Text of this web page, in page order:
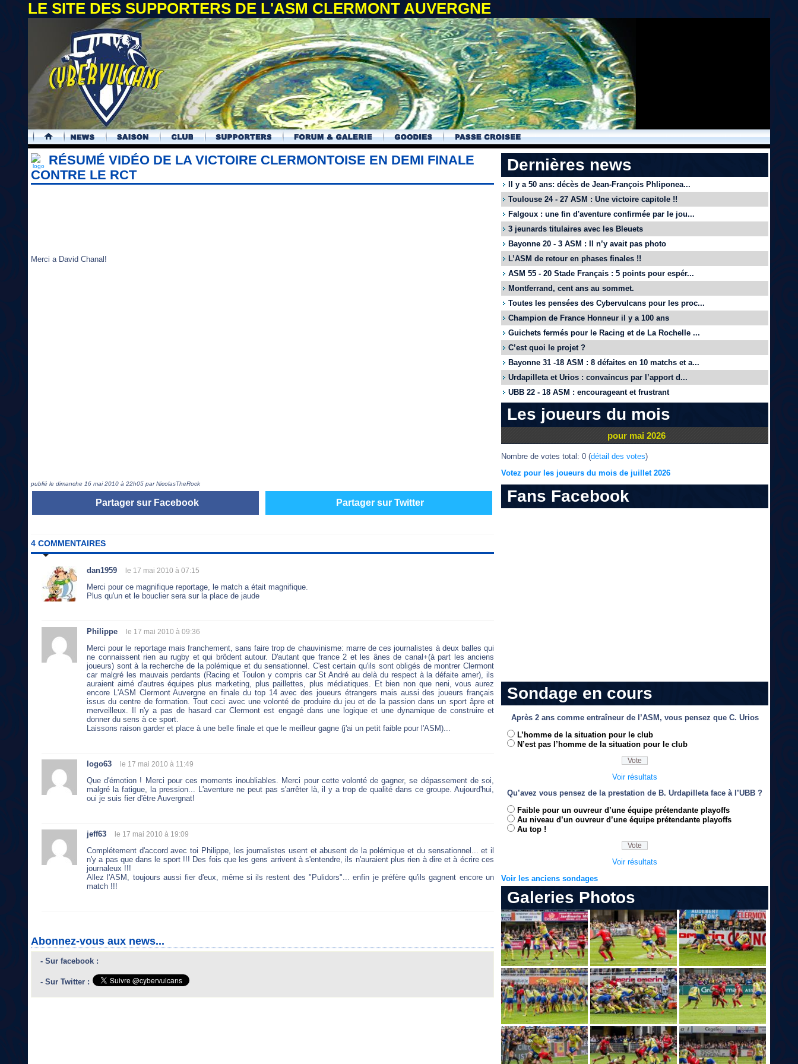
LE SITE DES SUPPORTERS DE L'ASM CLERMONT AUVERGNE
.
RÉSUMÉ VIDÉO DE LA VICTOIRE CLERMONTOISE EN DEMI FINALE
CONTRE LE RCT
Merci a David Chanal!
publié le dimanche 16 mai 2010 à 22h05 par NicolasTheRock
Partager sur Facebook Partager sur Twitter
4 COMMENTAIRES
dan1959 le 17 mai 2010 à 07:15
Merci pour ce magnifique reportage, le match a était magnifique.
Plus qu'un et le bouclier sera sur la place de jaude
Philippe le 17 mai 2010 à 09:36
Merci pour le reportage mais franchement, sans faire trop de chauvinisme: marre de ces journalistes à deux balles qui
ne connaissent rien au rugby et qui brôdent autour. D'autant que france 2 et les ânes de canal+(à part les anciens
joueurs) sont à la recherche de la polémique et du sensationnel. C'est certain qu'ils sont obligés de montrer Clermont
car malgré les mauvais perdants (Racing et Toulon y compris car St André au delà du respect à la défaite amer), ils
auraient aimé d'autres équipes plus marketing, plus paillettes, plus médiatiques. Et bien non que neni, vous aurez
encore L'ASM Clermont Auvergne en finale du top 14 avec des joueurs étrangers mais aussi des joueurs français
issus du centre de formation. Tout ceci avec une volonté de produire du jeu et de la passion dans un sport âpre et
merveilleux. Il n'y a pas de hasard car Clermont est engagé dans une logique et une dynamique de construire et
donner du sens à ce sport.
Laissons raison garder et place à une belle finale et que le meilleur gagne (j'ai un petit faible pour l'ASM)...
logo63 le 17 mai 2010 à 11:49
Que d'émotion ! Merci pour ces moments inoubliables. Merci pour cette volonté de gagner, se dépassement de soi,
malgré la fatigue, la pression... L'aventure ne peut pas s'arrêter là, il y a trop de qualité dans ce groupe. Aujourd'hui,
oui je suis fier d'être Auvergnat!
jeff63 le 17 mai 2010 à 19:09
Complétement d'accord avec toi Philippe, les journalistes usent et abusent de la polémique et du sensationnel... et il
n'y a pas que dans le sport !!! Des fois que les gens arrivent à s'entendre, ils n'auraient plus rien à dire et à écrire ces
journaleux !!!
Allez l'ASM, toujours aussi fier d'eux, même si ils restent des "Pulidors"... enfin je préfère qu'ils gagnent encore un
match !!!
Abonnez-vous aux news...
- Sur facebook :
- Sur Twitter :
Dernières news
Il y a 50 ans: décès de Jean-François Phliponea...
Toulouse 24 - 27 ASM : Une victoire capitole !!
Falgoux : une fin d'aventure confirmée par le jou...
3 jeunards titulaires avec les Bleuets
Bayonne 20 - 3 ASM : Il n’y avait pas photo
L’ASM de retour en phases finales !!
ASM 55 - 20 Stade Français : 5 points pour espér...
Montferrand, cent ans au sommet.
Toutes les pensées des Cybervulcans pour les proc...
Champion de France Honneur il y a 100 ans
Guichets fermés pour le Racing et de La Rochelle ...
C’est quoi le projet ?
Bayonne 31 -18 ASM : 8 défaites en 10 matchs et a...
Urdapilleta et Urios : convaincus par l’apport d...
UBB 22 - 18 ASM : encourageant et frustrant
Les joueurs du mois
pour mai 2026
Nombre de votes total: 0 (détail des votes)
Votez pour les joueurs du mois de juillet 2026
Fans Facebook
Sondage en cours
Après 2 ans comme entraîneur de l’ASM, vous pensez que C. Urios
L’homme de la situation pour le club
N’est pas l’homme de la situation pour le club
Voir résultats
Qu’avez vous pensez de la prestation de B. Urdapilleta face à l’UBB ?
Faible pour un ouvreur d’une équipe prétendante playoffs
Au niveau d’un ouvreur d’une équipe prétendante playoffs
Au top !
Voir résultats
Voir les anciens sondages
Galeries Photos